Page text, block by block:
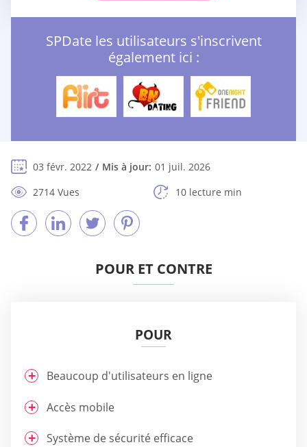
SPDate les utilisateurs s'inscrivent
également ici :
03 févr. 2022 Mis à jour: 01 juil. 2026
2714 Vues
10 lecture min
POUR ET CONTRE
POUR
Beaucoup d'utilisateurs en ligne
Accès mobile
Système de sécurité efficace